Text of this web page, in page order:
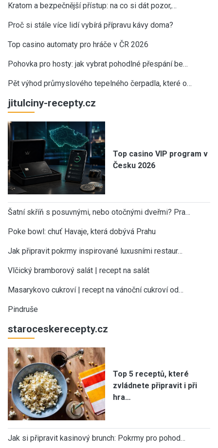
Kratom a bezpečnější přístup: na co si dát pozor,…
Proč si stále více lidí vybírá přípravu kávy doma?
Top casino automaty pro hráče v ČR 2026
Pohovka pro hosty: jak vybrat pohodlné přespání be…
Pět výhod průmyslového tepelného čerpadla, které o…
jitulciny-recepty.cz
Top casino VIP program v
Česku 2026
Šatní skříň s posuvnými, nebo otočnými dveřmi? Pra…
Poke bowl: chuť Havaje, která dobývá Prahu
Jak připravit pokrmy inspirované luxusními restaur…
Vlčický bramborový salát | recept na salát
Masarykovo cukroví | recept na vánoční cukroví od…
Pindruše
staroceskerecepty.cz
Top 5 receptů, které
zvládnete připravit i při
hra…
Jak si připravit kasinový brunch: Pokrmy pro pohod…